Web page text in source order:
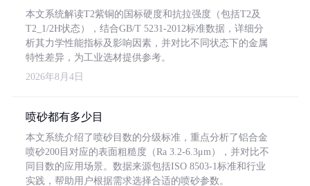
本文系统解读T2紫铜的国标硬度和抗拉强度（包括T2及
T2_1/2H状态），结合GB/T 5231-2012标准数据，详细分
析其力学性能指标及影响因素，并对比不同状态下的金属
特性差异，为工业选材提供参考。
2026年8月4日
喷砂都有多少目
本文系统介绍了喷砂目数的分级标准，重点分析了铝合金
喷砂200目对应的表面粗糙度（Ra 3.2-6.3μm），并对比不
同目数的应用场景。数据来源包括ISO 8503-1标准和行业
实践，帮助用户根据需求选择合适的喷砂参数。